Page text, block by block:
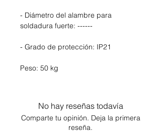
- Diámetro del alambre para
soldadura fuerte: ------
- Grado de protección: IP21
Peso: 50 kg
No hay reseñas todavía
Comparte tu opinión. Deja la primera
reseña.